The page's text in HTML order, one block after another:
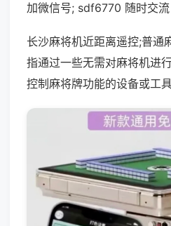
加微信号; sdf6770 随时交流
长沙麻将机近距离遥控;普通
指通过一些无需对麻将机进
控制麻将牌功能的设备或工具